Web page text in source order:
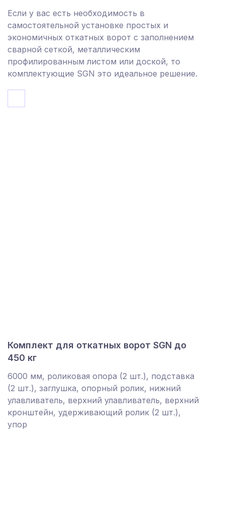
Если у вас есть необходимость в
самостоятельной установке простых и
экономичных откатных ворот с заполнением
сварной сеткой, металлическим
профилированным листом или доской, то
комплектующие SGN это идеальное решение.
Комплект для откатных ворот SGN до
450 кг
6000 мм, роликовая опора (2 шт.), подставка
(2 шт.), заглушка, опорный ролик, нижний
улавливатель, верхний улавливатель, верхний
кронштейн, удерживающий ролик (2 шт.),
упор